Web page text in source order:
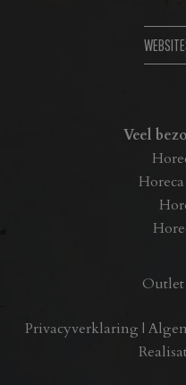
Veel
Privacyverklaring |